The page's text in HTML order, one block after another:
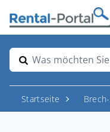
Was möchten
Startseite